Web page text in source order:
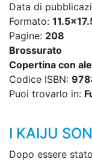
Data di
Formato:
Pagine: 208
Brossurato
Copertina con
Codice ISBN:
Puoi trovarlo in:
I KAIJU
Dopo essere